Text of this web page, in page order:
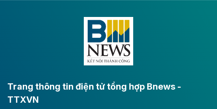
Đông A dài khoảng 25,1 km được kỳ vọng sẽ tạo động
lực phát triển kinh tế - xã hội khu vực phía Nam đồng
Long Thành
Tổng công ty Cảng hàng không Việt Nam - CTCP
Trang thông tin điện tử tổng hợp Bnews -
TTXVN